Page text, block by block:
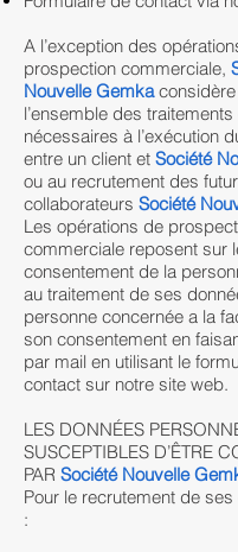
A l’exception des
prospection commerciale,
Nouvelle Gemka
l’ensemble des
nécessaires à l’exécution
entre un client et Société
ou au recrutement des
collaborateurs Société
Les opérations de
commerciale reposent sur
consentement de la
au traitement de ses
personne concernée a la
son consentement en
par mail en utilisant le
contact sur notre site web.
LES DONNÉES
SUSCEPTIBLES D’ÊTRE
PAR Société Nouvelle
Pour le recrutement de
: